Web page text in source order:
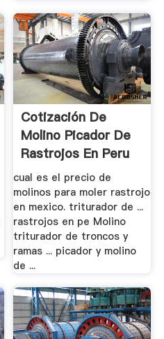
Cotización De
Molino Picador De
Rastrojos En Peru
cual es el precio de
molinos para moler rastrojo
en mexico. triturador de ...
rastrojos en pe Molino
triturador de troncos y
ramas ... picador y molino
de ...